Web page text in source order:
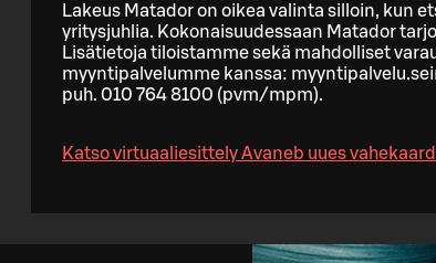
Lakeus Matador on oikea valinta silloin, kun
yritysjuhlia. Kokonaisuudessaan Matador
Lisätietoja tiloistamme sekä mahdolliset
myyntipalvelumme kanssa:
puh. 010 764 8100 (pvm/mpm).
Katso virtuaaliesittelyAvaneb uues